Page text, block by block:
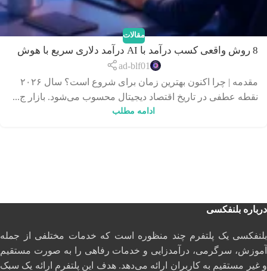
مقالات
8 روش واقعی کسب درآمد با AI درآمد دلاری سریع با هوش
ad-blf01
مقدمه | چرا اکنون بهترین زمان برای شروع است؟ سال ۲۰۲۶
نقطه عطفی در تاریخ اقتصاد دیجیتال محسوب می‌شود. بازار ج...
ادامه مطلب
درباره بلنفکسی
بلنفکسی یک پلتفرم چند منظوره است که خدمات مختلفی از جمله
آموزش، سرگرمی، درآمدزایی و خدمات رفاهی را به صورت مستقیم
و غیر مستقیم به کاربران ارائه می‌دهد. هدف این پلتفرم ارائه یک سبک